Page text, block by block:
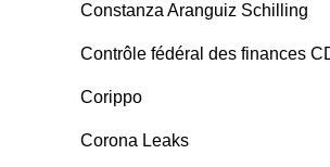
Constanza Aranguiz Schilling
Contrôle fédéral des finances
Corippo
Corona Leaks